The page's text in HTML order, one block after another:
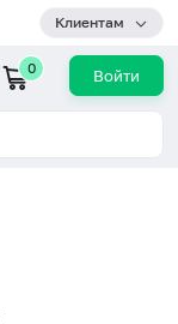
Клиентам
0 Войти